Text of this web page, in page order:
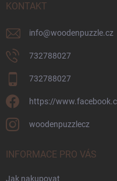
KONTAKT
info@woodenpuzzle.cz
732788027
732788027
https://
woodenpuzzlecz
INFORMACE PRO VÁS
Jak nakupovat